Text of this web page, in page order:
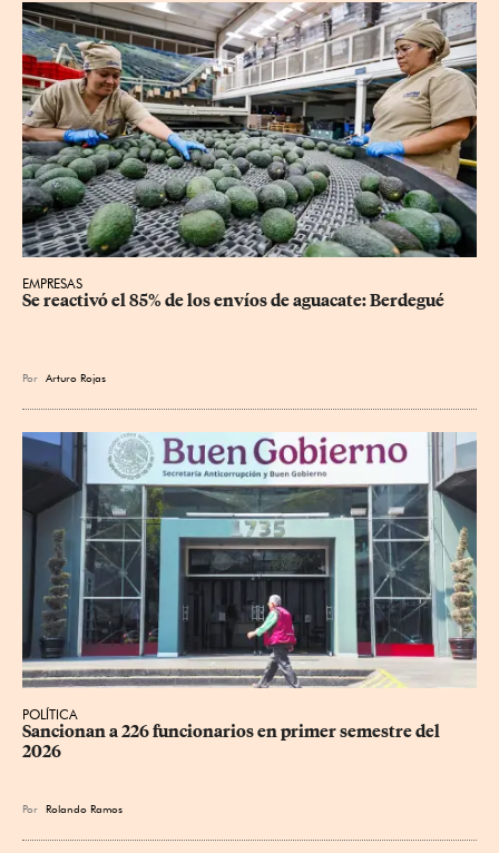
EMPRESAS
Se reactivó el 85% de los envíos de aguacate: Berdegué
Por Arturo Rojas
POLÍTICA
Sancionan a 226 funcionarios en primer semestre del
2026
Por Rolando Ramos